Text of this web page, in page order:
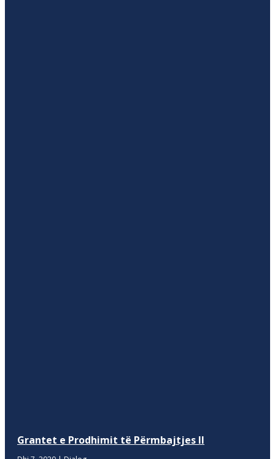
Grantet e Prodhimit të Përmbajtjes II